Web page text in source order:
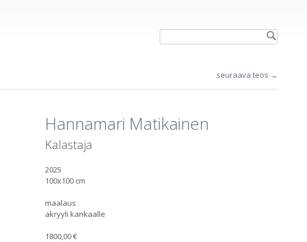
seuraava teos →
Hannamari Matikainen
Kalastaja
2025
100x100 cm
maalaus
akryyli kankaalle
1800,00 €